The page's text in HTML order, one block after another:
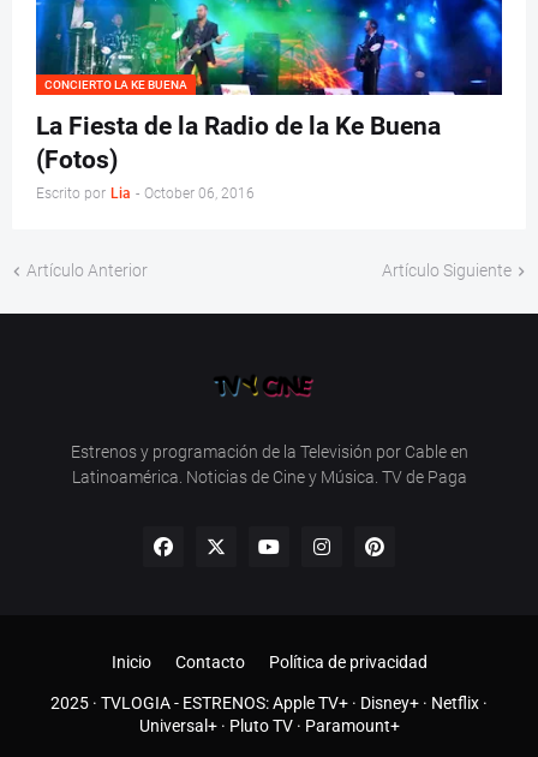
CONCIERTO LA KE BUENA
La Fiesta de la Radio de la Ke Buena
(Fotos)
Escrito por Lia - October 06, 2016
Artículo Anterior Artículo Siguiente
Estrenos y programación de la Televisión por Cable en
Latinoamérica. Noticias de Cine y Música. TV de Paga
2025 · TVLOGIA- ESTRENOS:Apple TV+ · Disney+ · Netflix ·
Universal+· Pluto TV· Paramount+
Inicio Contacto Política de privacidad